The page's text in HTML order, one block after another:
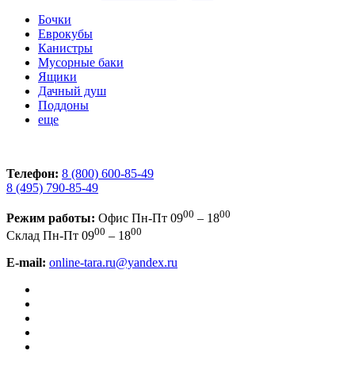
Бочки
Еврокубы
Канистры
Мусорные баки
Ящики
Дачный душ
Поддоны
еще
Телефон: 8 (800) 600-85-49
8 (495) 790-85-49
Режим работы: Офис Пн-Пт 0900 – 1800
Склад Пн-Пт 0900 – 1800
E-mail: online-tara.ru@yandex.ru